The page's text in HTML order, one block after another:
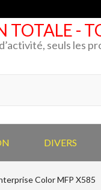
TOTALE -
seuls les
DIVERS
Color MFP X585